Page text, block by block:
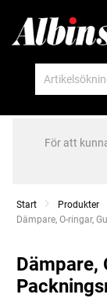
För att
Start Produkter
Current:
Dämpare, O-ringar,
Dämpare,